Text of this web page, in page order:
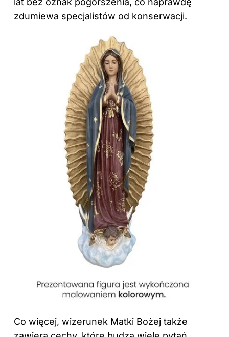
zdumiewa specjalistów od konserwacji.
Co więcej, wizerunek Matki Bożej także